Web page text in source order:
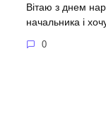
Вітаю з днем
начальника і
0